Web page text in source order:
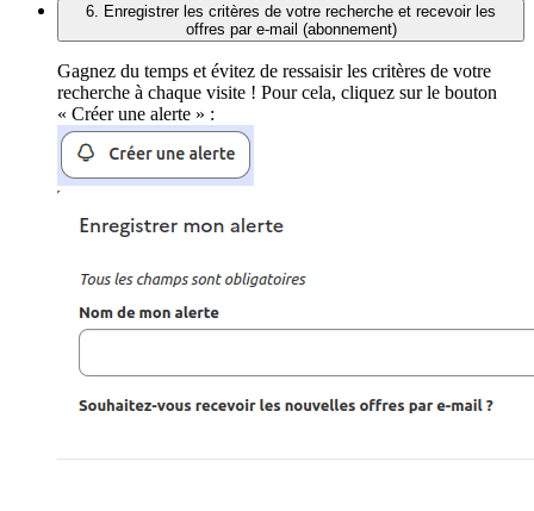
6. Enregistrer les critères de votre recherche et recevoir les
offres par e-mail (abonnement)
Gagnez du temps et évitez de ressaisir les critères de votre
recherche à chaque visite ! Pour cela, cliquez sur le bouton
« Créer une alerte » :